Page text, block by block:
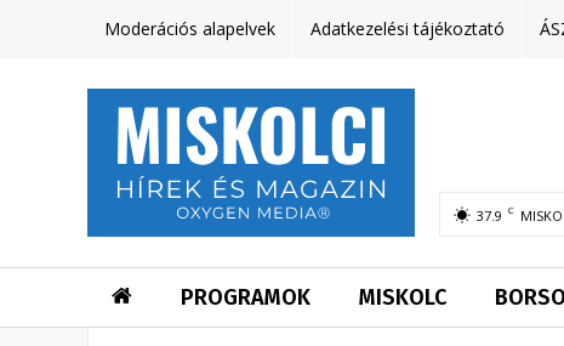
Moderációs alapelvek Adatkezelési tájékoztató
37.9 C
PROGRAMOK MISKOLC